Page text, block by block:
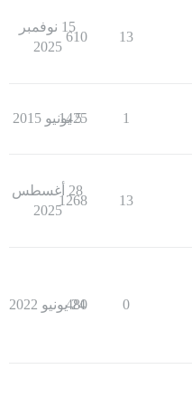
13
610
15 نوفمبر
2025
1
1425
5 يونيو 2015
13
1268
28 أغسطس
2025
0
480
24 يونيو 2022